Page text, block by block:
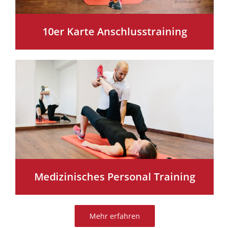
10er Karte Anschlusstraining
Medizinisches Personal Training
Mehr erfahren